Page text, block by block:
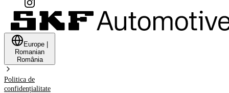
Europe
Romanian
România
Politica de
confidențialitate